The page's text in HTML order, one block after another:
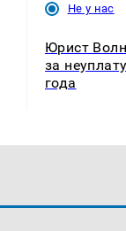
Не у нас
Юрист
за
года